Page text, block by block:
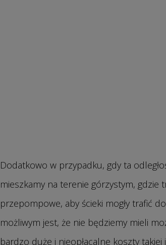
Dodatkowo w przypadku, gdy ta
mieszkamy na terenie górzystym,
przepompowe, aby ścieki mogły trafić
możliwym jest, że nie będziemy mieli
bardzo duże i nieopłacalne koszty